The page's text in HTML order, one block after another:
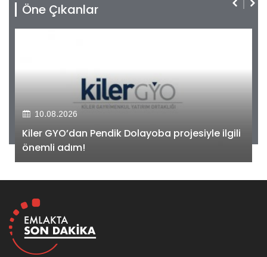
Öne Çıkanlar
10.08.2026
Kiler GYO’dan Pendik Dolayoba projesiyle ilgili
önemli adım!